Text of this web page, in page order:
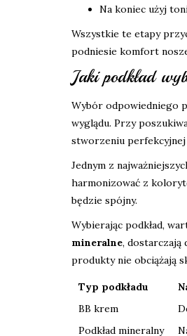
Na koniec użyj
Wszystkie te etapy
podniesie komfort
Jaki podkład
Wybór odpowiedniego
wyglądu. Przy
stworzeniu perfekcyjnej
Jednym z
harmonizować z
będzie spójny.
Wybierając podkład,
mineralne, dostarczają
produkty nie obciążają
Typ podkładu
BB krem
Podkład mineralny